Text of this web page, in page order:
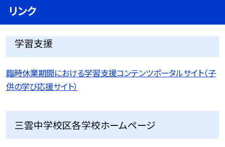
リンク
学習支援
臨時休業期間における学習支援コンテンツポータルサイト（子
供の学び応援サイト）
三雲中学校区各学校ホームページ